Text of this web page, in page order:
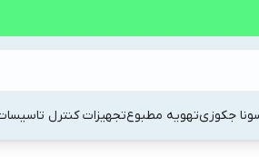
جکوزیتهویه مطبوعتجهیزات کنترل